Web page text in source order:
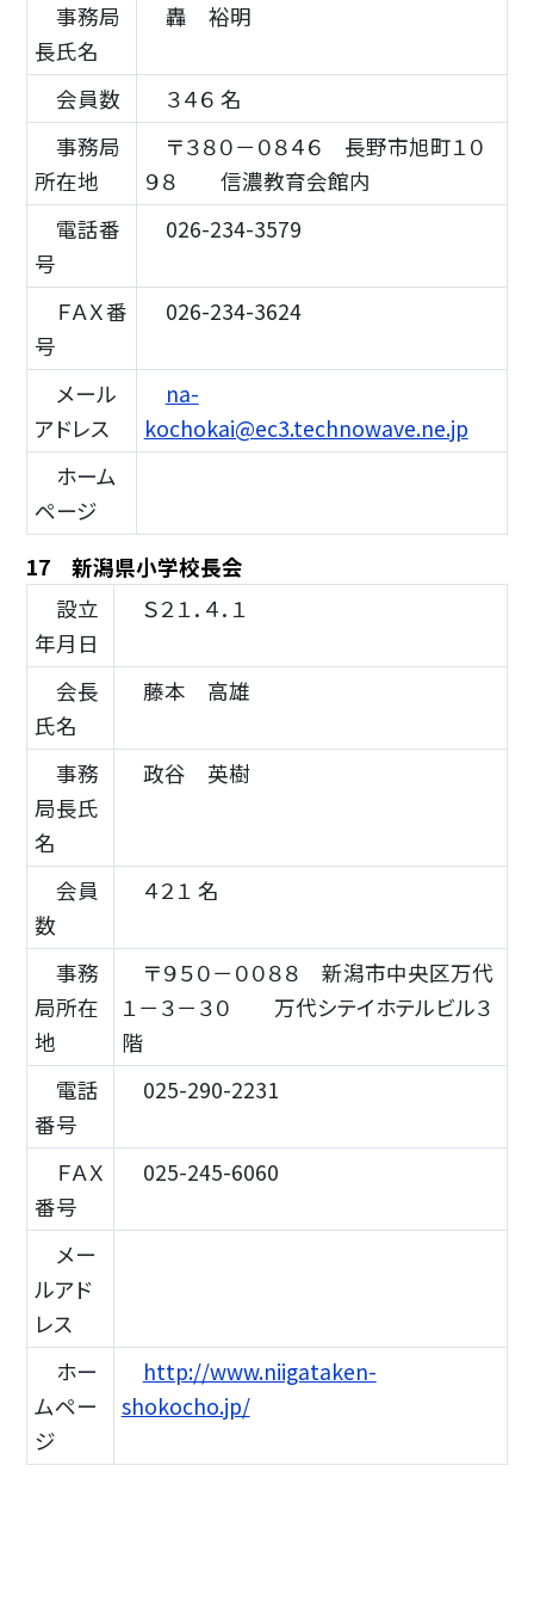
事務局
長氏名
轟 裕明
会員数
３４６ 名
事務局
所在地
〒３８０－０８４６ 長野市旭町１０
９８ 信濃教育会館内
電話番
号
026-234-3579
ＦＡＸ番
号
026-234-3624
メール
アドレス
na-
kochokai@ec3.technowave.ne.jp
ホーム
ページ
17 新潟県小学校長会
設立
年月日
Ｓ２１．４．１
会長
氏名
藤本 高雄
事務
局長氏
名
政谷 英樹
会員
数
４２１ 名
事務
局所在
地
〒９５０－００８８ 新潟市中央区万代
１－３－３０ 万代シテイホテルビル３
階
電話
番号
025-290-2231
ＦＡＸ
番号
025-245-6060
メー
ルアド
レス
ホー
ムペー
ジ
http://www.niigataken-
shokocho.jp/